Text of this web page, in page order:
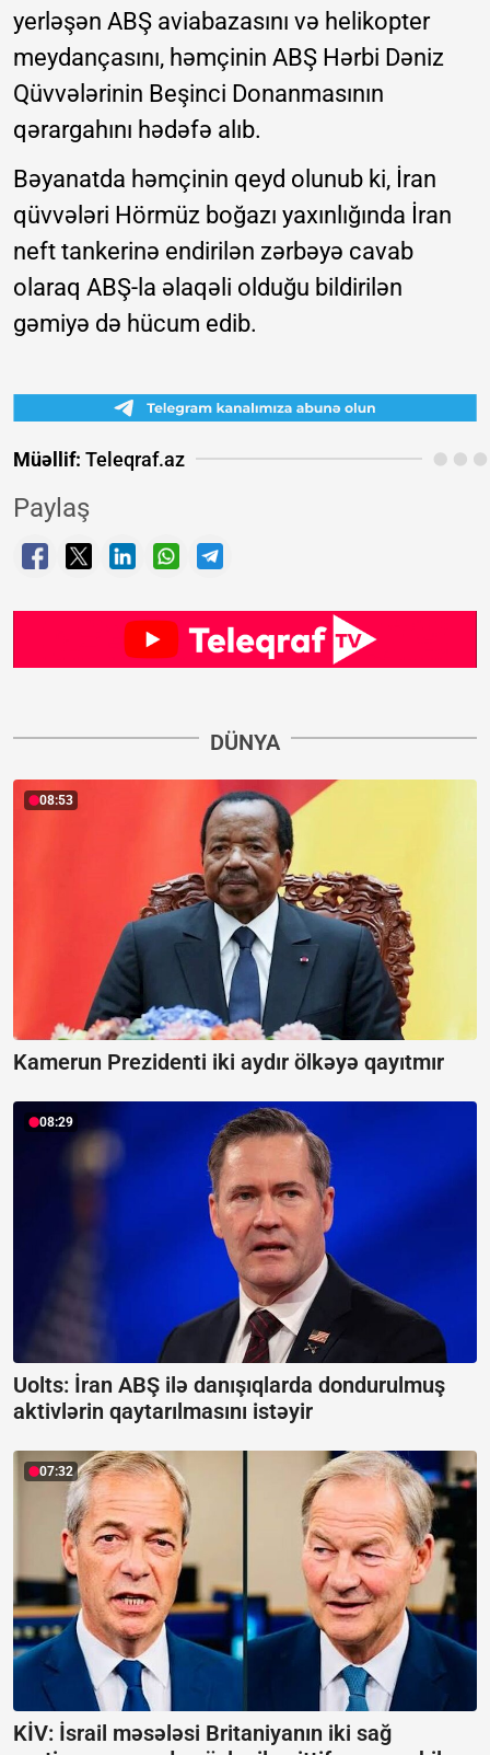
yerləşən ABŞ aviabazasını və helikopter
meydançasını, həmçinin ABŞ Hərbi Dəniz
Qüvvələrinin Beşinci Donanmasının
qərargahını hədəfə alıb.
Bəyanatda həmçinin qeyd olunub ki, İran
qüvvələri Hörmüz boğazı yaxınlığında İran
neft tankerinə endirilən zərbəyə cavab
olaraq ABŞ-la əlaqəli olduğu bildirilən
gəmiyə də hücum edib.
Müəllif: Teleqraf.az
Paylaş
DÜNYA
08:53
Kamerun Prezidenti iki aydır ölkəyə qayıtmır
08:29
Uolts: İran ABŞ ilə danışıqlarda dondurulmuş
aktivlərin qaytarılmasını istəyir
07:32
KİV: İsrail məsələsi Britaniyanın iki sağ